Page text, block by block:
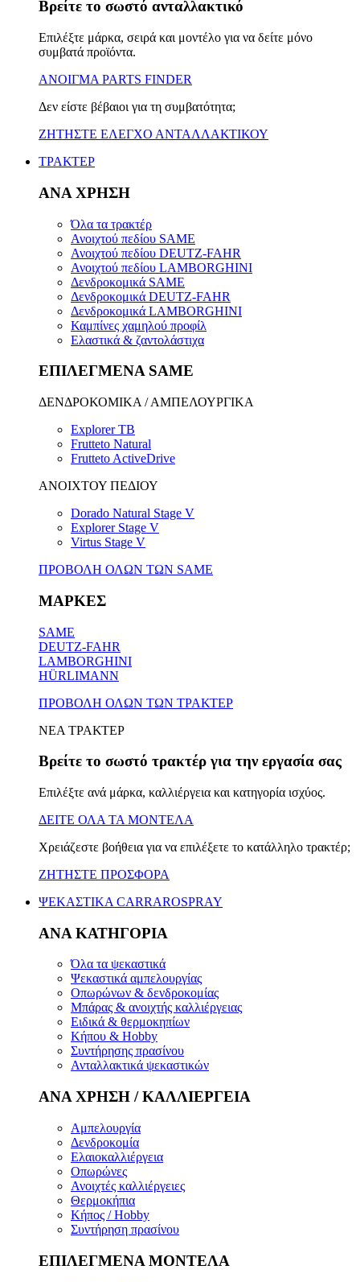
Βρείτε το σωστό ανταλλακτικό
Επιλέξτε μάρκα, σειρά και μοντέλο για να δείτε μόνο
συμβατά προϊόντα.
ΑΝΟΙΓΜΑ PARTS FINDER
Δεν είστε βέβαιοι για τη συμβατότητα;
ΖΗΤΗΣΤΕ ΕΛΕΓΧΟ ΑΝΤΑΛΛΑΚΤΙΚΟΥ
ΤΡΑΚΤΕΡ
ΑΝΑ ΧΡΗΣΗ
Όλα τα τρακτέρ
Ανοιχτού πεδίου SAME
Ανοιχτού πεδίου DEUTZ-FAHR
Ανοιχτού πεδίου LAMBORGHINI
Δενδροκομικά SAME
Δενδροκομικά DEUTZ-FAHR
Δενδροκομικά LAMBORGHINI
Καμπίνες χαμηλού προφίλ
Ελαστικά & ζαντολάστιχα
ΕΠΙΛΕΓΜΕΝΑ SAME
ΔΕΝΔΡΟΚΟΜΙΚΑ / ΑΜΠΕΛΟΥΡΓΙΚΑ
Explorer TB
Frutteto Natural
Frutteto ActiveDrive
ΑΝΟΙΧΤΟΥ ΠΕΔΙΟΥ
Dorado Natural Stage V
Explorer Stage V
Virtus Stage V
ΠΡΟΒΟΛΗ ΟΛΩΝ ΤΩΝ SAME
ΜΑΡΚΕΣ
SAME
DEUTZ-FAHR
LAMBORGHINI
HÜRLIMANN
ΠΡΟΒΟΛΗ ΟΛΩΝ ΤΩΝ ΤΡΑΚΤΕΡ
ΝΕΑ ΤΡΑΚΤΕΡ
Βρείτε το σωστό τρακτέρ για την εργασία σας
Επιλέξτε ανά μάρκα, καλλιέργεια και κατηγορία ισχύος.
ΔΕΙΤΕ ΟΛΑ ΤΑ ΜΟΝΤΕΛΑ
Χρειάζεστε βοήθεια για να επιλέξετε το κατάλληλο τρακτέρ;
ΖΗΤΗΣΤΕ ΠΡΟΣΦΟΡΑ
ΨΕΚΑΣΤΙΚΑ CARRAROSPRAY
ΑΝΑ ΚΑΤΗΓΟΡΙΑ
Όλα τα ψεκαστικά
Ψεκαστικά αμπελουργίας
Οπωρώνων & δενδροκομίας
Μπάρας & ανοιχτής καλλιέργειας
Ειδικά & θερμοκηπίων
Κήπου & Hobby
Συντήρησης πρασίνου
Ανταλλακτικά ψεκαστικών
ΑΝΑ ΧΡΗΣΗ / ΚΑΛΛΙΕΡΓΕΙΑ
Αμπελουργία
Δενδροκομία
Ελαιοκαλλιέργεια
Οπωρώνες
Ανοιχτές καλλιέργειες
Θερμοκήπια
Κήπος / Hobby
Συντήρηση πρασίνου
ΕΠΙΛΕΓΜΕΝΑ ΜΟΝΤΕΛΑ